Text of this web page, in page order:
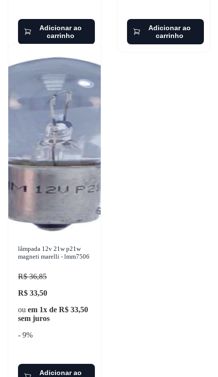
Adicionar ao
carrinho
Adicionar ao
carrinho
lâmpada 12v 21w p21w
magneti marelli - lmm7506
R$ 36,85
R$ 33,50
ou em 1x de R$ 33,50
sem juros
- 9%
Adicionar ao